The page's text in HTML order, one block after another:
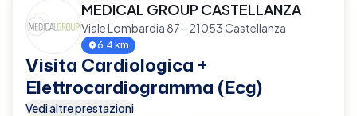
MEDICAL GROUP CASTELLANZA
Viale Lombardia 87 - 21053 Castellanza
6.4 km
Visita Cardiologica +
Elettrocardiogramma (Ecg)
Vedi altre prestazioni